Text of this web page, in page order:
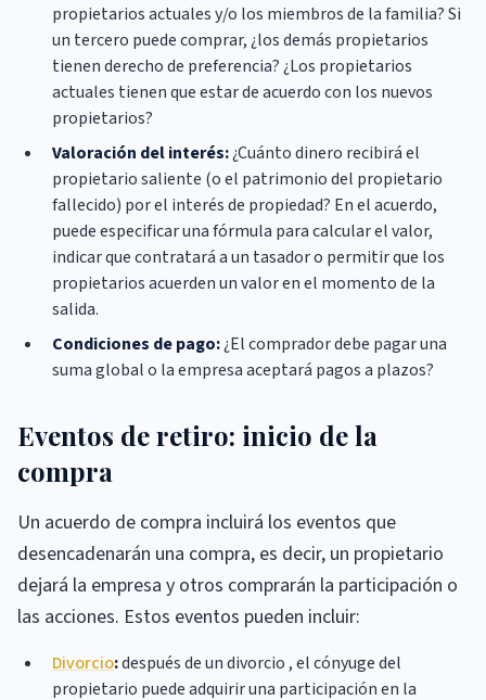
propietarios actuales y/o los miembros de la familia? Si
un tercero puede comprar, ¿los demás propietarios
tienen derecho de preferencia? ¿Los propietarios
actuales tienen que estar de acuerdo con los nuevos
propietarios?
Valoración del interés:¿Cuánto dinero recibirá el
propietario saliente (o el patrimonio del propietario
fallecido) por el interés de propiedad? En el acuerdo,
puede especificar una fórmula para calcular el valor,
indicar que contratará a un tasador o permitir que los
propietarios acuerden un valor en el momento de la
salida.
Condiciones de pago:¿El comprador debe pagar una
suma global o la empresa aceptará pagos a plazos?
Eventos de retiro: inicio de la
compra
Un acuerdo de compra incluirá los eventos que
desencadenarán una compra, es decir, un propietario
dejará la empresa y otros comprarán la participación o
las acciones. Estos eventos pueden incluir:
Divorcio:después de un divorcio , el cónyuge del
propietario puede adquirir una participación en la